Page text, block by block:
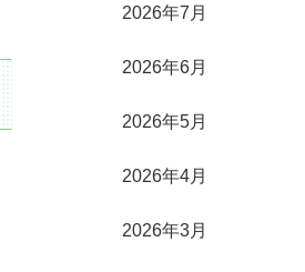
2026年7月
2026年6月
2026年5月
2026年4月
2026年3月